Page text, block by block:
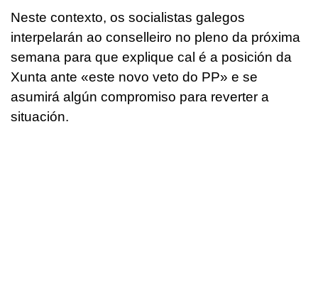
Neste contexto, os socialistas galegos
interpelarán ao conselleiro no pleno da próxima
semana para que explique cal é a posición da
Xunta ante «este novo veto do PP» e se
asumirá algún compromiso para reverter a
situación.